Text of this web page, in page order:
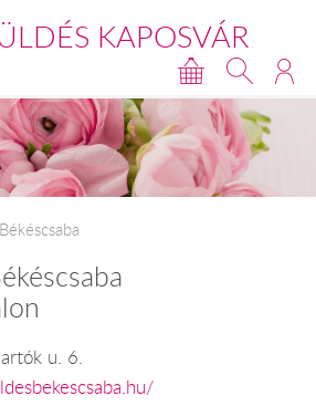
KAPOSVÁR
u. 6.